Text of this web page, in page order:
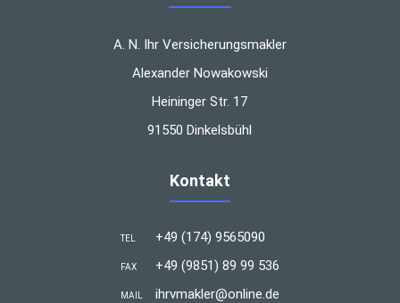
A. N. Ihr Versicherungsmakler
Alexander Nowakowski
Heininger Str. 17
91550 Dinkelsbühl
Kontakt
TEL +49 (174) 9565090
FAX +49 (9851) 89 99 536
MAIL ihrvmakler@online.de